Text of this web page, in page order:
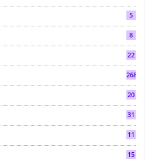
5
8
22
268
20
31
11
15